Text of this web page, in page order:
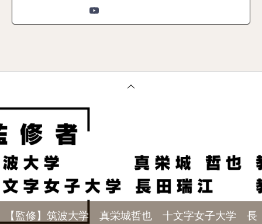
【監修】筑波大学 真栄城哲也 十文字女子大学 長